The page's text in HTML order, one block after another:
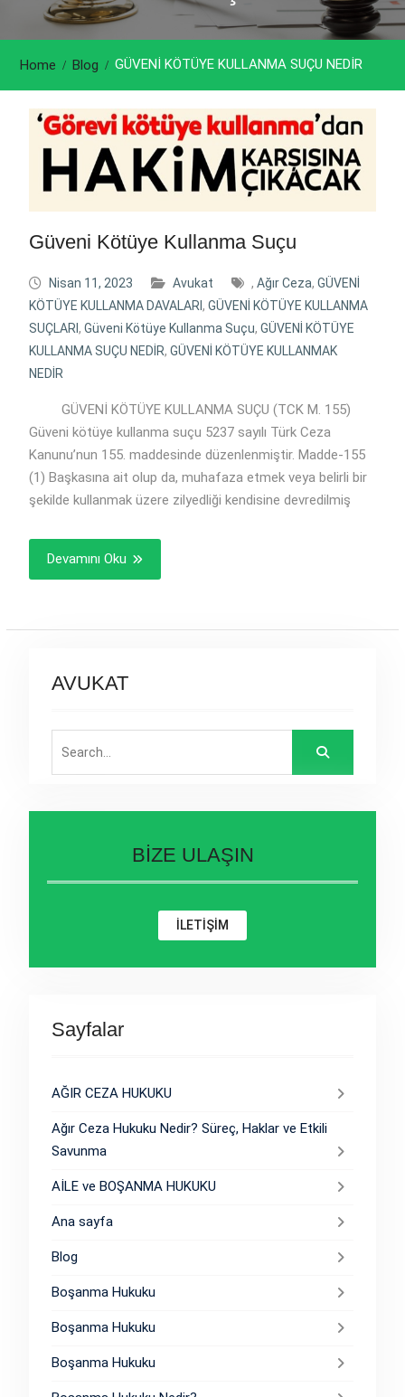
Home Blog GÜVENİ KÖTÜYE KULLANMA SUÇU NEDİR
Güveni Kötüye Kullanma Suçu
Nisan 11, 2023 Avukat , Ağır Ceza, GÜVENİ
KÖTÜYE KULLANMA DAVALARI , GÜVENİ KÖTÜYE KULLANMA
SUÇLARI , Güveni Kötüye Kullanma Suçu, GÜVENİ KÖTÜYE
KULLANMA SUÇU NEDİR, GÜVENİ KÖTÜYE KULLANMAK
NEDİR
GÜVENİ KÖTÜYE KULLANMA SUÇU (TCK M. 155)
Güveni kötüye kullanma suçu 5237 sayılı Türk Ceza
Kanunu’nun 155. maddesinde düzenlenmiştir. Madde-155
(1) Başkasına ait olup da, muhafaza etmek veya belirli bir
şekilde kullanmak üzere zilyedliği kendisine devredilmiş
Devamını Oku
AVUKAT
for:
BİZE ULAŞIN
İLETİŞİM
Sayfalar
AĞIR CEZA HUKUKU
Ağır Ceza Hukuku Nedir? Süreç, Haklar ve Etkili
Savunma
AİLE ve BOŞANMA HUKUKU
Ana sayfa
Blog
Boşanma Hukuku
Boşanma Hukuku
Boşanma Hukuku